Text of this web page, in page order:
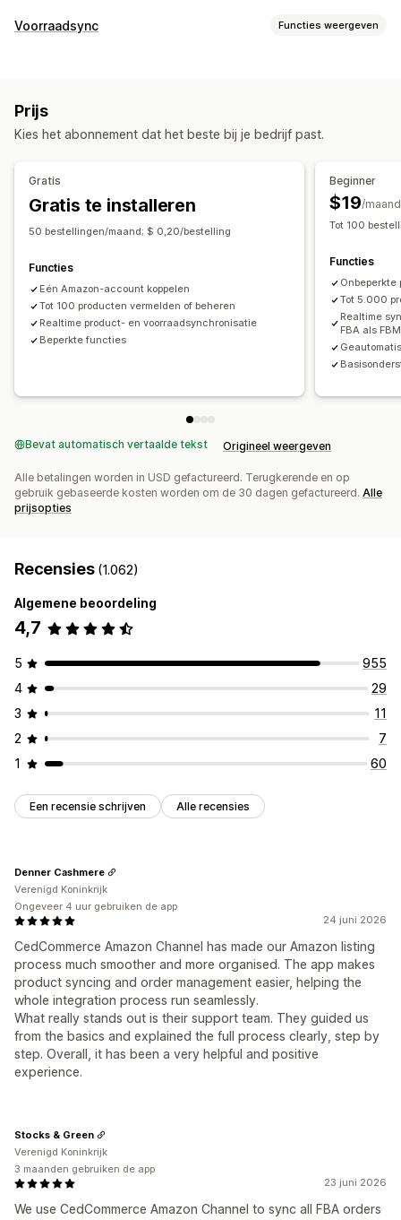
Vermeldingsbeheer
Aangepaste vermeldingen
Fulfilment op meerdere locaties
Goedkeuring van bestellingen
Voorraadsynchronisatie
Voorraadsync Functies weergeven
Barcodes
Automatisch Handmatig Bulk Realtime Gepland
Updates van bestellingen
E-mailmeldingen
Historische rapporten
Meldingen bij lage voorraad
Gegevensimport en -export
Prestatiestatistieken Status in realtime
Gedetailleerde logboeken
Prijs
Kies het abonnement dat het beste bij je bedrijf past.
Gratis
Gratis te installeren
50 bestellingen/maand; $ 0,20/bestelling
Functies
Eén Amazon-account koppelen
Tot 100 producten vermelden of beheren
Realtime product- en voorraadsynchronisatie
Beperkte functies
Beginner
$19/maand
Tot 100
Functies
Onbeperkte
Tot 5.000
Realtime
FBA als
Bevat automatisch vertaalde tekst Origineel weergeven
Alle betalingen worden in USD gefactureerd. Terugkerende en op
gebruik gebaseerde kosten worden om de 30 dagen gefactureerd. Alle
prijsopties
Recensies (1.062)
Algemene beoordeling
4,7
5
955
4
29
3
11
2
7
1
60
Een recensie schrijven Alle recensies
24 juni 2026
CedCommerce Amazon Channel has made our Amazon listing
process much smoother and more organised. The app makes
product syncing and order management easier, helping the
whole integration process run seamlessly.
What really stands out is their support team. They guided us
from the basics and explained the full process clearly, step by
step. Overall, it has been a very helpful and positive
experience.
Denner Cashmere
Verenigd Koninkrijk
Ongeveer 4 uur gebruiken de app
23 juni 2026
We use CedCommerce Amazon Channel to sync all FBA orders
Stocks & Green
Verenigd Koninkrijk
3 maanden gebruiken de app